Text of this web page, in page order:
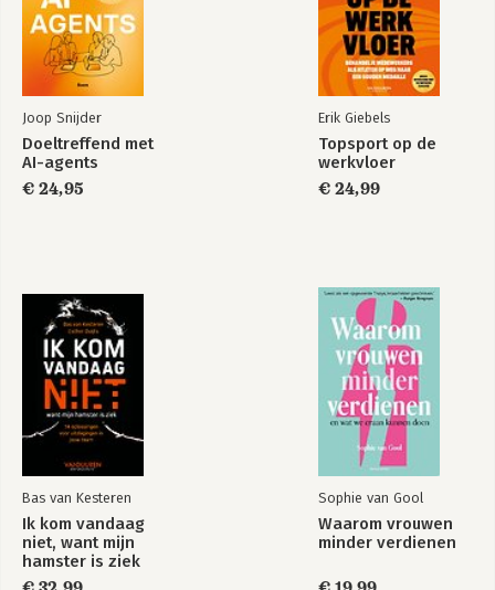
Joop Snijder
Doeltreffend met
AI-agents
€ 24,95
Erik Giebels
Topsport op de
werkvloer
€ 24,99
Bas van Kesteren
Ik kom vandaag
niet, want mijn
hamster is ziek
Sophie van Gool
Waarom vrouwen
minder verdienen